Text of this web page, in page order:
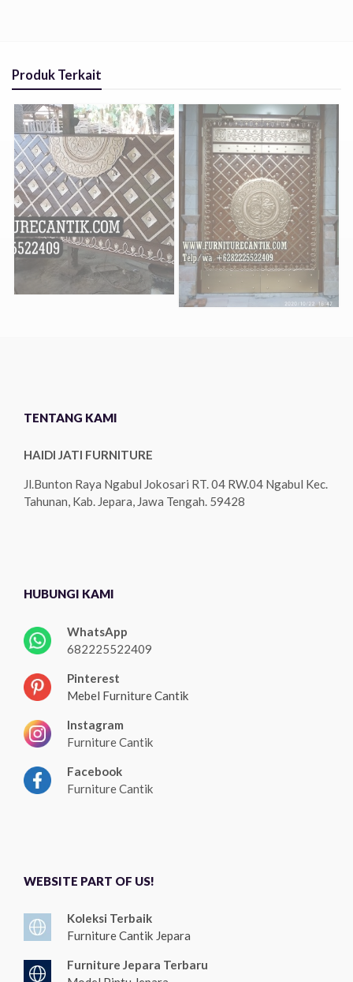
Produk Terkait
TENTANG KAMI
HAIDI JATI FURNITURE
Jl.Bunton Raya Ngabul Jokosari RT. 04 RW.04 Ngabul Kec.
Tahunan, Kab. Jepara, Jawa Tengah. 59428
HUBUNGI KAMI
WhatsApp
682225522409
Pinterest
Mebel Furniture Cantik
Instagram
Furniture Cantik
Facebook
Furniture Cantik
WEBSITE PART OF US!
Koleksi Terbaik
Furniture Cantik Jepara
Furniture Jepara Terbaru